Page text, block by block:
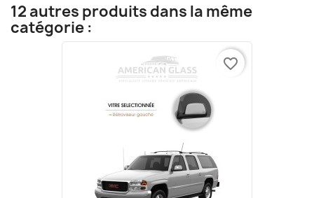
12 autres produits dans la même
catégorie :
favorite_border